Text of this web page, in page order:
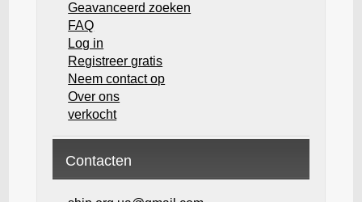
Geavanceerd zoeken
FAQ
Log in
Registreer gratis
Neem contact op
Over ons
verkocht
Contacten